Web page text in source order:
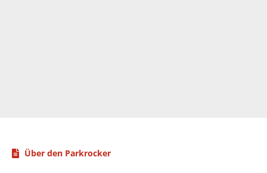
Über den Parkrocker